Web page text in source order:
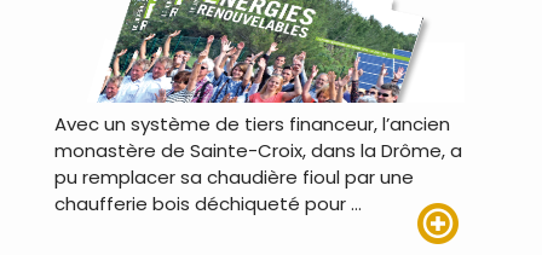
Avec un système de tiers financeur, l’ancien
monastère de Sainte-Croix, dans la Drôme, a
pu remplacer sa chaudière fioul par une
chaufferie bois déchiqueté pour …